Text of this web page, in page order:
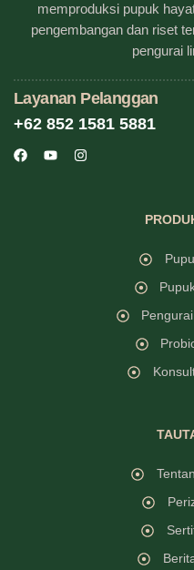
memproduksi pupuk
pengembangan dan riset
pengurai
Layanan Pelanggan
+62 852 1581 5881